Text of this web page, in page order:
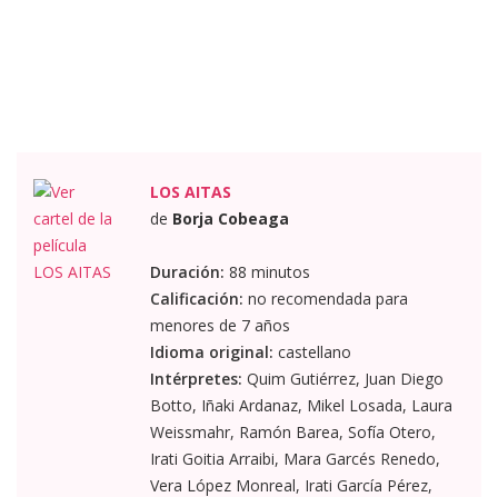
LOS AITAS
de Borja Cobeaga
Duración: 88 minutos
Calificación: no recomendada para
menores de 7 años
Idioma original: castellano
Intérpretes: Quim Gutiérrez, Juan Diego
Botto, Iñaki Ardanaz, Mikel Losada, Laura
Weissmahr, Ramón Barea, Sofía Otero,
Irati Goitia Arraibi, Mara Garcés Renedo,
Vera López Monreal, Irati García Pérez,